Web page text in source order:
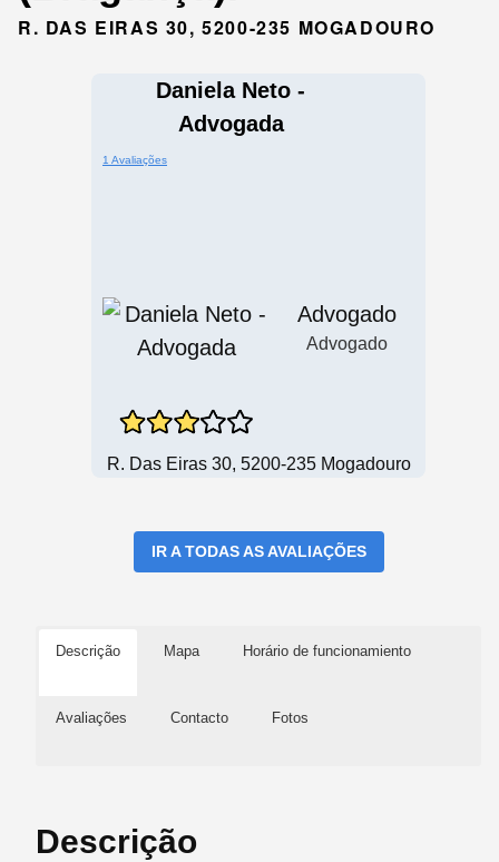
R. DAS EIRAS 30, 5200-235 MOGADOURO
Daniela Neto -
Advogada
1 Avaliações
Advogado
Advogado
R. Das Eiras 30, 5200-235 Mogadouro
IR A TODAS AS AVALIAÇÕES
Descrição Mapa Horário de funcionamiento
Avaliações Contacto Fotos
Descrição